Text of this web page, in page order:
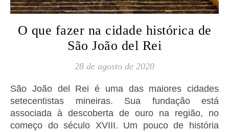
O que fazer na cidade histórica de
São João del Rei
28 de agosto de 2020
São João del Rei é uma das maiores cidades
setecentistas mineiras. Sua fundação está
associada à descoberta de ouro na região, no
começo do século XVIII. Um pouco de história